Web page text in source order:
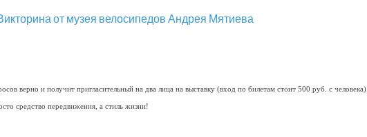
верно и получит пригласительный на два лица на выставку (вход по билетам стоит 500 руб. с человека).
средство передвижения, а стиль жизни!